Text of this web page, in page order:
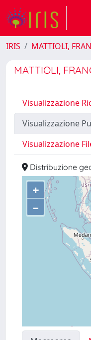
IRIS MATTIOLI,
MATTIOLI,
Visualizzazione
Visualizzazione
Visualizzazione
Distribuzione
+
–